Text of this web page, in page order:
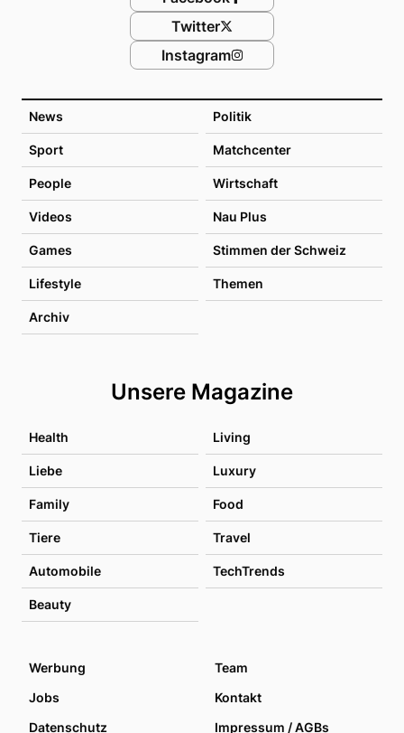
News Politik
Sport Matchcenter
People Wirtschaft
Videos Nau Plus
Games Stimmen der Schweiz
Lifestyle Themen
Archiv
Unsere Magazine
Health Living
Liebe Luxury
Family Food
Tiere Travel
Automobile TechTrends
Beauty
Twitter
Instagram
Werbung
Team
Jobs
Kontakt
Datenschutz
Impressum / AGBs